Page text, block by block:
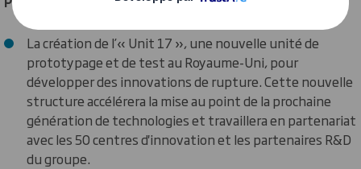
La création de l’« Unit 17 », une nouvelle unité de
prototypage et de test au Royaume-Uni, pour
développer des innovations de rupture. Cette nouvelle
structure accélérera la mise au point de la prochaine
génération de technologies et travaillera en partenariat
avec les 50 centres d'innovation et les partenaires R&D
du groupe.